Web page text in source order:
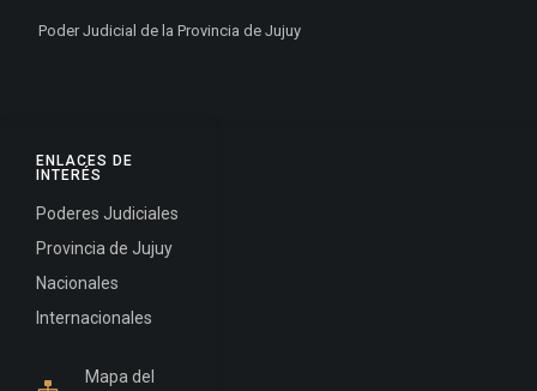
ENLACES DE
INTERÉS
Poderes Judiciales
Provincia de Jujuy
Nacionales
Internacionales
Mapa del
Poder Judicial de la Provincia de Jujuy